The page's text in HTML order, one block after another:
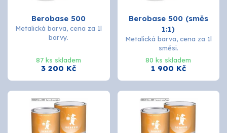
ZNAČKY
Kamenná prodejna
Vzorníky
Postupy a návody
Berobase 500
Metalická barva, cena za 1l
barvy.
87 ks skladem
3 200 Kč
Berobase 500 (směs
1:1)
Metalická barva, cena za 1l
směsi.
80 ks skladem
1 900 Kč